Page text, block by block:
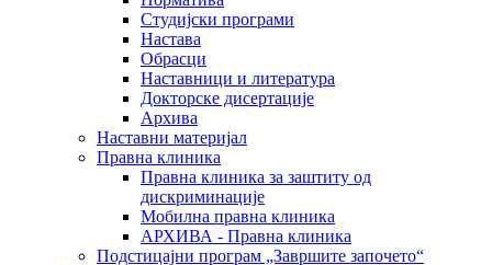
Студијски програми
Настава
Обрасци
Наставници и литература
Докторске дисертације
Архива
Наставни материјал
Правна клиника
Правна клиника за заштиту од
дискриминације
Мобилна правна клиника
АРХИВА - Правна клиника
Подстицајни програм „Завршите започето“